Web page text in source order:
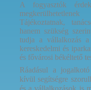
A fogyasztók
Tájékoztatnak,
hanem szükség
tudja a vállalkozás
kereskedelmi és
és fővárosi békéltető
Ráadásul a
kívül segítségre
és a vállalkozások is